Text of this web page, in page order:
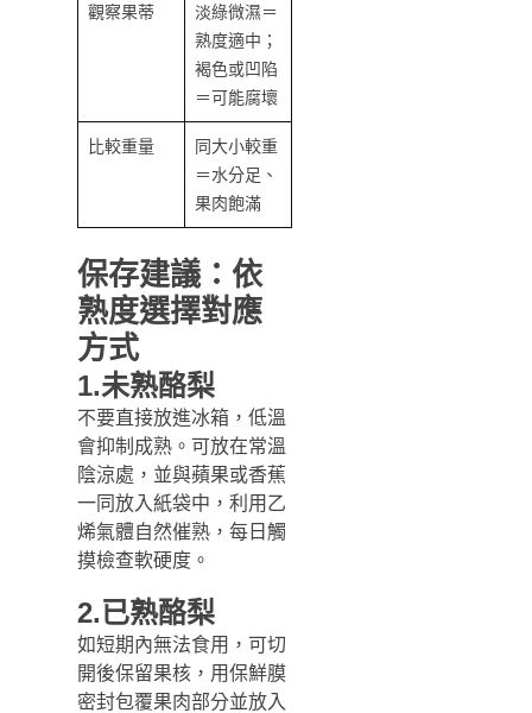
觀察果蒂
淡綠微濕＝
熟度適中；
褐色或凹陷
＝可能腐壞
比較重量
同大小較重
＝水分足、
果肉飽滿
保存建議：依
熟度選擇對應
方式
1.未熟酪梨
不要直接放進冰箱，低溫
會抑制成熟。可放在常溫
陰涼處，並與蘋果或香蕉
一同放入紙袋中，利用乙
烯氣體自然催熟，每日觸
摸檢查軟硬度。
2.已熟酪梨
如短期內無法食用，可切
開後保留果核，用保鮮膜
密封包覆果肉部分並放入